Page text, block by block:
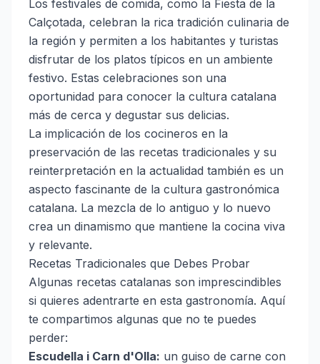
Los festivales de comida, como la Fiesta de la
Calçotada, celebran la rica tradición culinaria de
la región y permiten a los habitantes y turistas
disfrutar de los platos típicos en un ambiente
festivo. Estas celebraciones son una
oportunidad para conocer la cultura catalana
más de cerca y degustar sus delicias.
La implicación de los cocineros en la
preservación de las recetas tradicionales y su
reinterpretación en la actualidad también es un
aspecto fascinante de la cultura gastronómica
catalana. La mezcla de lo antiguo y lo nuevo
crea un dinamismo que mantiene la cocina viva
y relevante.
Recetas Tradicionales que Debes Probar
Algunas recetas catalanas son imprescindibles
si quieres adentrarte en esta gastronomía. Aquí
te compartimos algunas que no te puedes
perder:
Escudella i Carn d'Olla: un guiso de carne con